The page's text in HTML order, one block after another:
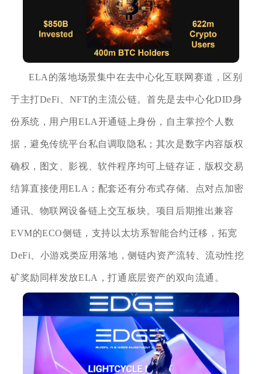
ELA的落地场景集中在去中心化互联网赛道，区别
于主打DeFi、NFT的主流公链。首先是去中心化DID身
份系统，用户用ELA开通链上身份，自主掌控个人数
据，避免传统平台私自调取隐私；其次是数字内容版权
确权，图文、影视、软件程序均可上链存证，版权交易
结算直接使用ELA；配套还有分布式存储、点对点加密
通讯、物联网设备链上交互板块。项目后期推出兼容
EVM的ECO侧链，支持以太坊系智能合约迁移，拓宽
DeFi、小游戏类应用落地，侧链内资产流转、流动性挖
矿奖励同样发放ELA，打通底层资产的双向流通。